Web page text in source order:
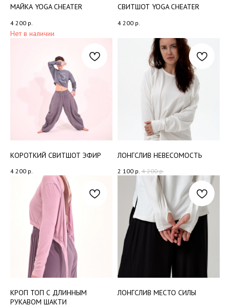
МАЙКА YOGA CHEATER
4 200 р.
Нет в наличии
СВИТШОТ YOGA CHEATER
4 200 р.
КОРОТКИЙ СВИТШОТ ЭФИР
4 200 р.
ЛОНГСЛИВ НЕВЕСОМОСТЬ
2 100 р. 4 200 р.
КРОП ТОП С ДЛИННЫМ
РУКАВОМ ШАКТИ
ЛОНГСЛИВ МЕСТО СИЛЫ